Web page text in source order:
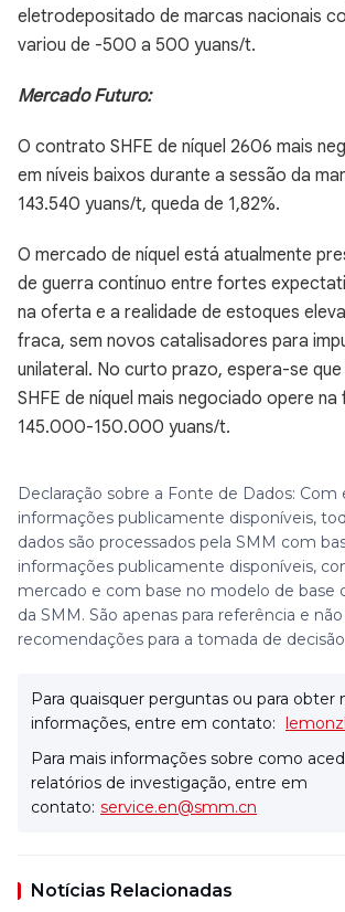
eletrodepositado de marcas nacionais
variou de -500 a 500 yuans/t.
Mercado Futuro:
O contrato SHFE de níquel 2606 mais
em níveis baixos durante a sessão da
143.540 yuans/t, queda de 1,82%.
O mercado de níquel está atualmente
de guerra contínuo entre fortes
na oferta e a realidade de estoques
fraca, sem novos catalisadores para
unilateral. No curto prazo, espera-se
SHFE de níquel mais negociado opere na
145.000-150.000 yuans/t.
Declaração sobre a Fonte de Dados: Com
informações publicamente disponíveis,
dados são processados pela SMM com
informações publicamente disponíveis,
mercado e com base no modelo de base
da SMM. São apenas para referência e
recomendações para a tomada de
Para quaisquer perguntas ou para obter
informações, entre em contato:
Para mais informações sobre como
relatórios de investigação, entre em
contato: service.en@smm.cn
Notícias Relacionadas